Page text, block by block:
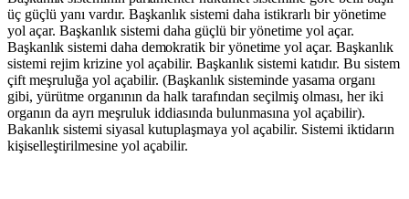
üç güçlü yanı vardır. Başkanlık sistemi daha istikrarlı bir yönetime
yol açar. Başkanlık sistemi daha güçlü bir yönetime yol açar.
Başkanlık sistemi daha demokratik bir yönetime yol açar. Başkanlık
sistemi rejim krizine yol açabilir. Başkanlık sistemi katıdır. Bu sistem
çift meşruluğa yol açabilir. (Başkanlık sisteminde yasama organı
gibi, yürütme organının da halk tarafından seçilmiş olması, her iki
organın da ayrı meşruluk iddiasında bulunmasına yol açabilir).
Bakanlık sistemi siyasal kutuplaşmaya yol açabilir. Sistemi iktidarın
kişiselleştirilmesine yol açabilir.